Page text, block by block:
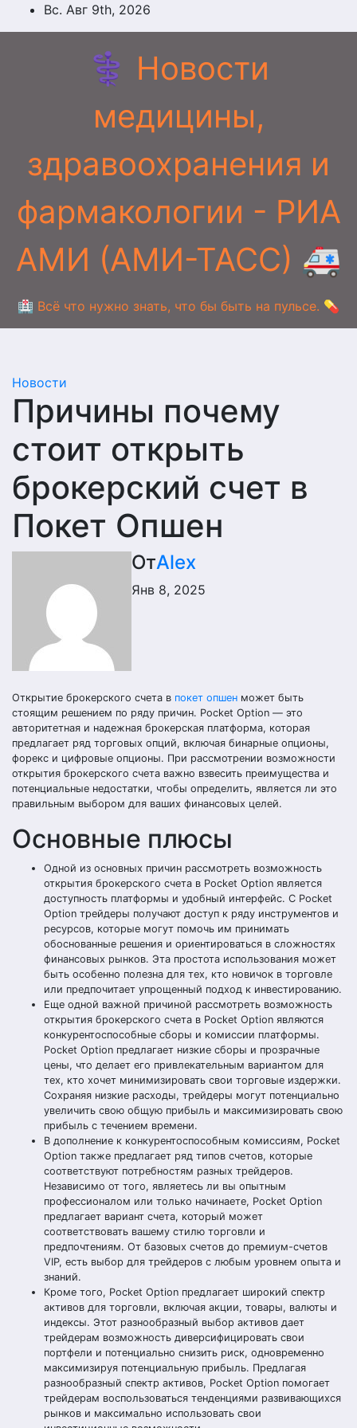
Перейти
к
Вс. Авг 9th, 2026
⚕️ Новости
медицины,
здравоохранения и
фармакологии - РИА
АМИ (АМИ-ТАСС) 🚑
🏥 Всё что нужно знать, что бы быть на пульсе. 💊
Новости
Причины почему
стоит открыть
брокерский счет в
Покет Опшен
ОтAlex
Янв 8, 2025
Открытие брокерского счета в покет опшен может быть
стоящим решением по ряду причин. Pocket Option — это
авторитетная и надежная брокерская платформа, которая
предлагает ряд торговых опций, включая бинарные опционы,
форекс и цифровые опционы. При рассмотрении возможности
открытия брокерского счета важно взвесить преимущества и
потенциальные недостатки, чтобы определить, является ли это
правильным выбором для ваших финансовых целей.
Основные плюсы
Одной из основных причин рассмотреть возможность
открытия брокерского счета в Pocket Option является
доступность платформы и удобный интерфейс. С Pocket
Option трейдеры получают доступ к ряду инструментов и
ресурсов, которые могут помочь им принимать
обоснованные решения и ориентироваться в сложностях
финансовых рынков. Эта простота использования может
быть особенно полезна для тех, кто новичок в торговле
или предпочитает упрощенный подход к инвестированию.
Еще одной важной причиной рассмотреть возможность
открытия брокерского счета в Pocket Option являются
конкурентоспособные сборы и комиссии платформы.
Pocket Option предлагает низкие сборы и прозрачные
цены, что делает его привлекательным вариантом для
тех, кто хочет минимизировать свои торговые издержки.
Сохраняя низкие расходы, трейдеры могут потенциально
увеличить свою общую прибыль и максимизировать свою
прибыль с течением времени.
В дополнение к конкурентоспособным комиссиям, Pocket
Option также предлагает ряд типов счетов, которые
соответствуют потребностям разных трейдеров.
Независимо от того, являетесь ли вы опытным
профессионалом или только начинаете, Pocket Option
предлагает вариант счета, который может
соответствовать вашему стилю торговли и
предпочтениям. От базовых счетов до премиум-счетов
VIP, есть выбор для трейдеров с любым уровнем опыта и
знаний.
Кроме того, Pocket Option предлагает широкий спектр
активов для торговли, включая акции, товары, валюты и
индексы. Этот разнообразный выбор активов дает
трейдерам возможность диверсифицировать свои
портфели и потенциально снизить риск, одновременно
максимизируя потенциальную прибыль. Предлагая
разнообразный спектр активов, Pocket Option помогает
трейдерам воспользоваться тенденциями развивающихся
рынков и максимально использовать свои